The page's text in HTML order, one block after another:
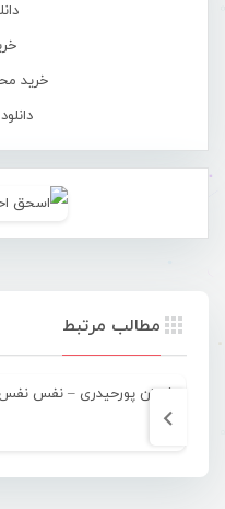
خرید
مطالب مرتبط
شایان پورحیدری – نفس نفس